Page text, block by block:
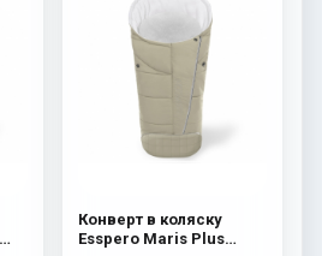
Конверт в коляску
Esspero Maris Plus